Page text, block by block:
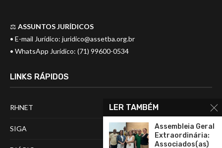
⚖️ ASSUNTOS JURÍDICOS
• E-mail Jurídico: juridico@assetba.org.br
• WhatsApp Jurídico: (71) 99600-0534
LINKS RÁPIDOS
RHNET
SIGA
LER TAMBÉM
Assembleia Geral
Extraordinária:
Associados(as)